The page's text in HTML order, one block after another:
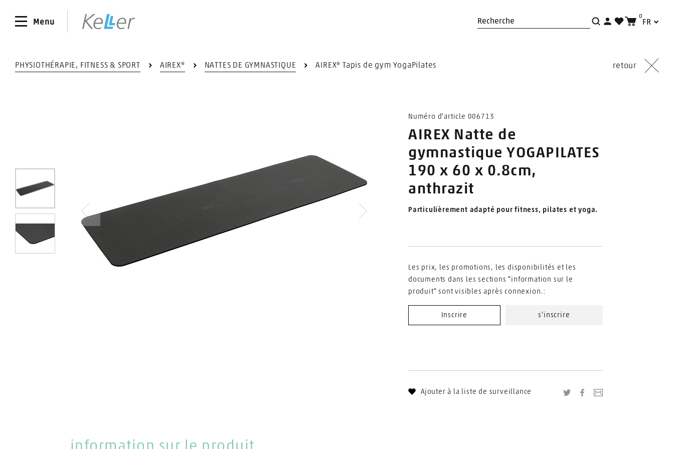
Menu
Recherche
0
FR
PHYSIOTHÉRAPIE, FITNESS & SPORT AIREX® NATTES DE GYMNASTIQUE AIREX® Tapis de gym YogaPilates retour
Précédent
1
Numéro d'article 006713
AIREX Natte de
gymnastique YOGAPILATES
190 x 60 x 0.8cm,
anthrazit
Particulièrement adapté pour fitness, pilates et yoga.
Les prix, les promotions, les disponibilités et les
documents dans les sections "information sur le
produit" sont visibles après connexion.:
Inscrire s'inscrire
Ajouter à la liste de surveillance TwitterFacebook